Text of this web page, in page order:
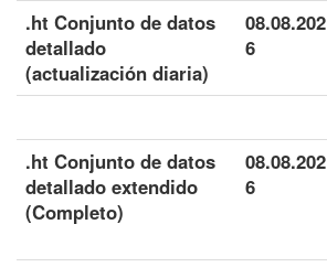
.ht Conjunto de datos
detallado
(actualización diaria)
08.08.202
6
.ht Conjunto de datos
detallado extendido
(Completo)
08.08.202
6